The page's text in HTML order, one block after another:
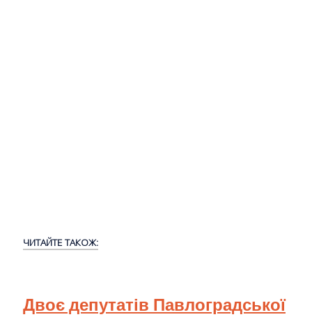
ЧИТАЙТЕ ТАКОЖ:
Двоє депутатів Павлоградської